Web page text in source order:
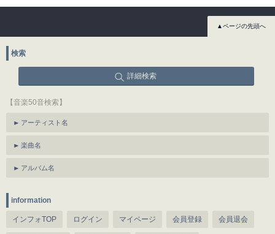
▲ページの先頭へ
検索
詳細検索
【音楽50音検索】
アーティスト名
楽曲名
アルバム名
information
インフォTOP ログイン マイページ 会員登録 会員退会